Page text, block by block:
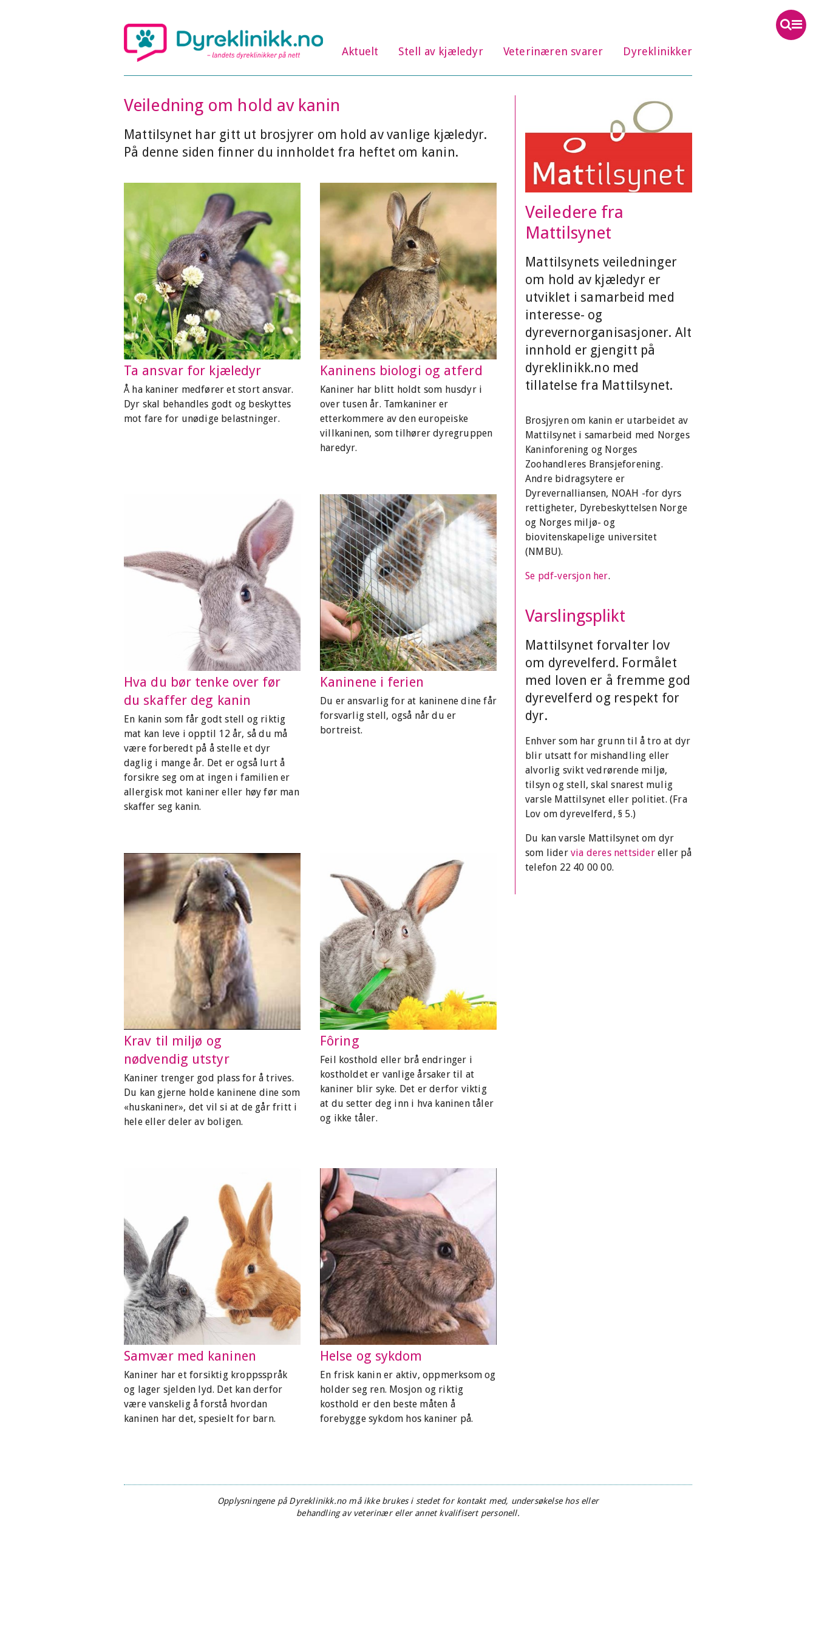
Aktuelt Stell av kjæledyr Veterinæren svarer Dyreklinikker
Veiledning om hold av kanin
Mattilsynet har gitt ut brosjyrer om hold av vanlige kjæledyr.
På denne siden finner du innholdet fra heftet om kanin.
Ta ansvar for kjæledyr
Å ha kaniner medfører et stort ansvar.
Dyr skal behandles godt og beskyttes
mot fare for unødige belastninger.
Kaninens biologi og atferd
Kaniner har blitt holdt som husdyr i
over tusen år. Tamkaniner er
etterkommere av den europeiske
villkaninen, som tilhører dyregruppen
haredyr.
Hva du bør tenke over før
du skaffer deg kanin
En kanin som får godt stell og riktig
mat kan leve i opptil 12 år, så du må
være forberedt på å stelle et dyr
daglig i mange år. Det er også lurt å
forsikre seg om at ingen i familien er
allergisk mot kaniner eller høy før man
skaffer seg kanin.
Kaninene i ferien
Du er ansvarlig for at kaninene dine får
forsvarlig stell, også når du er
bortreist.
Krav til miljø og
nødvendig utstyr
Kaniner trenger god plass for å trives.
Du kan gjerne holde kaninene dine som
«huskaniner», det vil si at de går fritt i
hele eller deler av boligen.
Fôring
Feil kosthold eller brå endringer i
kostholdet er vanlige årsaker til at
kaniner blir syke. Det er derfor viktig
at du setter deg inn i hva kaninen tåler
og ikke tåler.
Samvær med kaninen
Kaniner har et forsiktig kroppsspråk
og lager sjelden lyd. Det kan derfor
være vanskelig å forstå hvordan
kaninen har det, spesielt for barn.
Helse og sykdom
En frisk kanin er aktiv, oppmerksom og
holder seg ren. Mosjon og riktig
kosthold er den beste måten å
forebygge sykdom hos kaniner på.
Veiledere fra
Mattilsynet
Mattilsynets veiledninger
om hold av kjæledyr er
utviklet i samarbeid med
interesse- og
dyrevernorganisasjoner. Alt
innhold er gjengitt på
dyreklinikk.no med
tillatelse fra Mattilsynet.
Brosjyren om kanin er utarbeidet av
Mattilsynet i samarbeid med Norges
Kaninforening og Norges
Zoohandleres Bransjeforening.
Andre bidragsytere er
Dyrevernalliansen, NOAH -for dyrs
rettigheter, Dyrebeskyttelsen Norge
og Norges miljø- og
biovitenskapelige universitet
(NMBU).
Se pdf-versjon her.
Varslingsplikt
Mattilsynet forvalter lov
om dyrevelferd. Formålet
med loven er å fremme god
dyrevelferd og respekt for
dyr.
Enhver som har grunn til å tro at dyr
blir utsatt for mishandling eller
alvorlig svikt vedrørende miljø,
tilsyn og stell, skal snarest mulig
varsle Mattilsynet eller politiet. (Fra
Lov om dyrevelferd, § 5.)
Du kan varsle Mattilsynet om dyr
som lider via deres nettsidereller på
telefon 22 40 00 00.
Opplysningene på Dyreklinikk.no må ikke brukes i stedet for kontakt med, undersøkelse hos eller
behandling av veterinær eller annet kvalifisert personell.